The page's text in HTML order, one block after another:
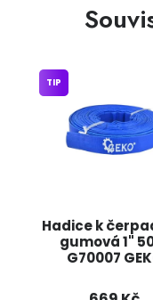
Hadice k
gumová 1"
G70007
TIP